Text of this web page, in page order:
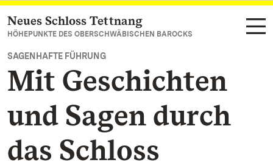
Zum Hauptinhalt springen
Neues Schloss Tettnang
HÖHEPUNKTE DES OBERSCHWÄBISCHEN BAROCKS
SAGENHAFTE FÜHRUNG
Mit Geschichten
und Sagen durch
das Schloss